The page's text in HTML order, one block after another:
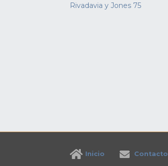
Rivadavia y Jones 75
Inicio Contacto